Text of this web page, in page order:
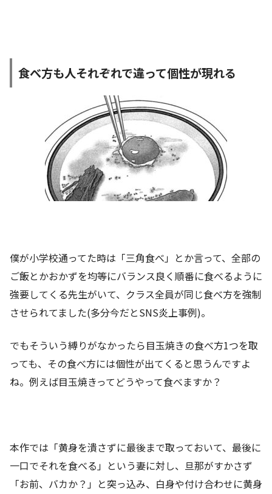
食べ方も人それぞれで違って個性が現れる
僕が小学校通ってた時は「三角食べ」とか言って、全部の
ご飯とかおかずを均等にバランス良く順番に食べるように
強要してくる先生がいて、クラス全員が同じ食べ方を強制
させられてました(多分今だとSNS炎上事例)。
でもそういう縛りがなかったら目玉焼きの食べ方1つを取
っても、その食べ方には個性が出てくると思うんですよ
ね。例えば目玉焼きってどうやって食べますか？
本作では「黄身を潰さずに最後まで取っておいて、最後に
一口でそれを食べる」という妻に対し、旦那がすかさず
「お前、バカか？」と突っ込み、白身や付け合わせに黄身